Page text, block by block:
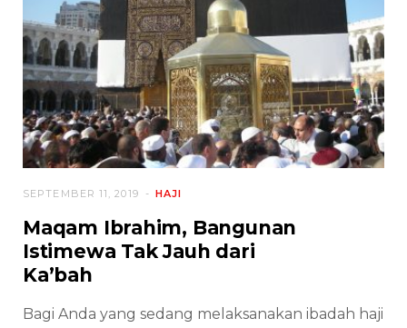
HAJI
SEPTEMBER 11, 2019
Maqam Ibrahim, Bangunan
Istimewa Tak Jauh dari
Ka’bah
Bagi Anda yang sedang melaksanakan ibadah haji